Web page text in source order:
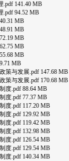
141.40 MB
94.52 MB
MB
MB
MB
MB
MB
MB
与发展.pdf 147.68 MB
与发展.pdf 170.68 MB
.pdf 88.64 MB
.pdf 77.37 MB
.pdf 117.20 MB
.pdf 129.92 MB
.pdf 119.42 MB
.pdf 132.98 MB
.pdf 126.54 MB
.pdf 129.54 MB
.pdf 140.34 MB